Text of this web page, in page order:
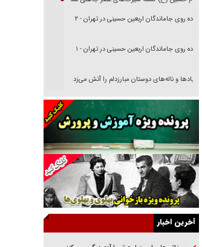
پیاده روی جاماندگان اربعین حسینی در تهران - ۲
پیاده روی جاماندگان اربعین حسینی در تهران - ۱
فریاد‌ها و ناله‌های دوستان مبارزدلم را آتش می‌زد
تغییر رویه دشمن در ترور از شیخ فضل‌الله تا مصباح
خرید قسطی اولش خنده و آخرش گریه است!
فوتبال و آن «بالا»!
راهبرد غافلگیری با نسل جدید پهپاد‌ها
جنجال پزشکان تقلبی در صنعت زیبایی
یهودی‌ها در ادبیات داستانی اروپا؛ از شکسپیر تا
دیکنزآخرین اخبار